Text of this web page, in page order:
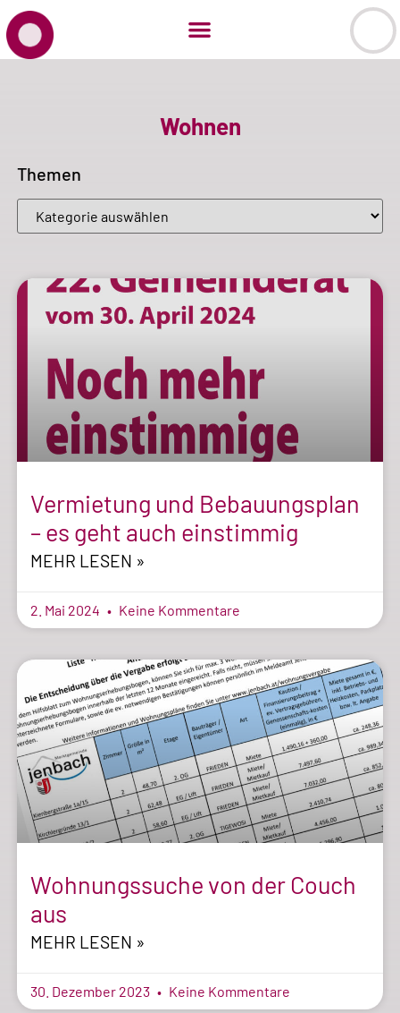
Wohnen
Themen
Vermietung und Bebauungsplan
– es geht auch einstimmig
MEHR LESEN »
2. Mai 2024 Keine Kommentare
Wohnungssuche von der Couch
aus
MEHR LESEN »
30. Dezember 2023 Keine Kommentare